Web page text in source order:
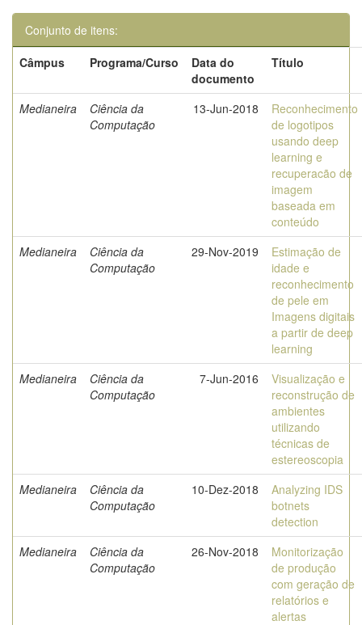
Conjunto de itens:
Câmpus
Programa/Curso
Data do
documento
Título
Medianeira
Ciência da
Computação
13-Jun-2018
Reconhecimento
de logotipos
usando deep
learning e
recuperacão de
imagem
baseada em
conteúdo
Medianeira
Ciência da
Computação
29-Nov-2019
Estimação de
idade e
reconhecimento
de pele em
Imagens digitais
a partir de deep
learning
Medianeira
Ciência da
Computação
7-Jun-2016
Visualização e
reconstrução de
ambientes
utilizando
técnicas de
estereoscopia
Medianeira
Ciência da
Computação
10-Dez-2018
Analyzing IDS
botnets
detection
Medianeira
Ciência da
Computação
26-Nov-2018
Monitorização
de produção
com geração de
relatórios e
alertas